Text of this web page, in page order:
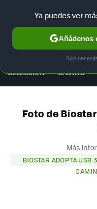
SELECCIÓN GAMING
Foto de
Más
BIOSTAR ADOPTA USB
Ya puedes ver
Añádenos
Solo